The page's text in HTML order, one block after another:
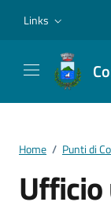
Links
Home / Punti di